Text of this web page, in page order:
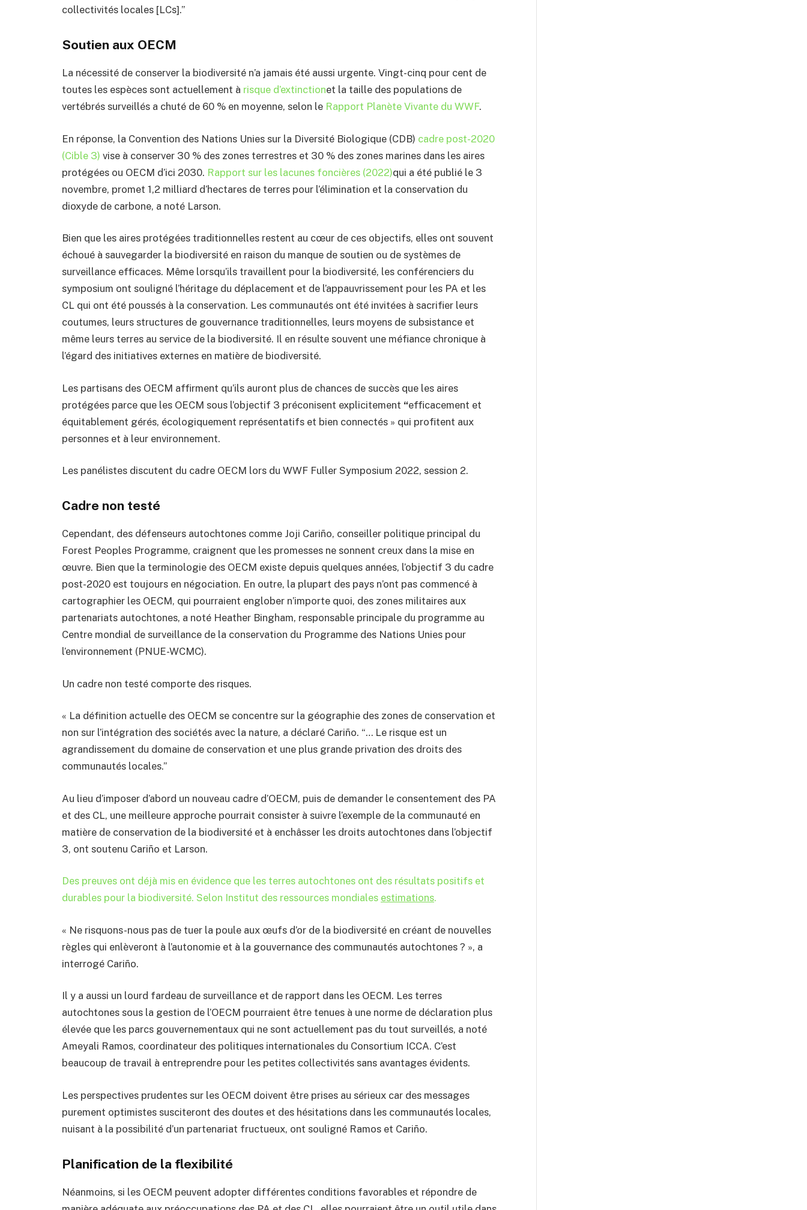
collectivités locales [LCs].”
Soutien aux OECM
La nécessité de conserver la biodiversité n’a jamais été aussi urgente. Vingt-cinq pour cent de
toutes les espèces sont actuellement à risque d’extinctionet la taille des populations de
vertébrés surveillés a chuté de 60 % en moyenne, selon le Rapport Planète Vivante du WWF.
En réponse, la Convention des Nations Unies sur la Diversité Biologique (CDB) cadre post-2020
(Cible 3) vise à conserver 30 % des zones terrestres et 30 % des zones marines dans les aires
protégées ou OECM d’ici 2030. Rapport sur les lacunes foncières (2022)qui a été publié le 3
novembre, promet 1,2 milliard d’hectares de terres pour l’élimination et la conservation du
dioxyde de carbone, a noté Larson.
Bien que les aires protégées traditionnelles restent au cœur de ces objectifs, elles ont souvent
échoué à sauvegarder la biodiversité en raison du manque de soutien ou de systèmes de
surveillance efficaces. Même lorsqu’ils travaillent pour la biodiversité, les conférenciers du
symposium ont souligné l’héritage du déplacement et de l’appauvrissement pour les PA et les
CL qui ont été poussés à la conservation. Les communautés ont été invitées à sacrifier leurs
coutumes, leurs structures de gouvernance traditionnelles, leurs moyens de subsistance et
même leurs terres au service de la biodiversité. Il en résulte souvent une méfiance chronique à
l’égard des initiatives externes en matière de biodiversité.
Les partisans des OECM affirment qu’ils auront plus de chances de succès que les aires
protégées parce que les OECM sous l’objectif 3 préconisent explicitement “efficacement et
équitablement gérés, écologiquement représentatifs et bien connectés » qui profitent aux
personnes et à leur environnement.
Les panélistes discutent du cadre OECM lors du WWF Fuller Symposium 2022, session 2.
Cadre non testé
Cependant, des défenseurs autochtones comme Joji Cariño, conseiller politique principal du
Forest Peoples Programme, craignent que les promesses ne sonnent creux dans la mise en
œuvre. Bien que la terminologie des OECM existe depuis quelques années, l’objectif 3 du cadre
post-2020 est toujours en négociation. En outre, la plupart des pays n’ont pas commencé à
cartographier les OECM, qui pourraient englober n’importe quoi, des zones militaires aux
partenariats autochtones, a noté Heather Bingham, responsable principale du programme au
Centre mondial de surveillance de la conservation du Programme des Nations Unies pour
l’environnement (PNUE-WCMC).
Un cadre non testé comporte des risques.
« La définition actuelle des OECM se concentre sur la géographie des zones de conservation et
non sur l’intégration des sociétés avec la nature, a déclaré Cariño. “… Le risque est un
agrandissement du domaine de conservation et une plus grande privation des droits des
communautés locales.”
Au lieu d’imposer d’abord un nouveau cadre d’OECM, puis de demander le consentement des PA
et des CL, une meilleure approche pourrait consister à suivre l’exemple de la communauté en
matière de conservation de la biodiversité et à enchâsser les droits autochtones dans l’objectif
3, ont soutenu Cariño et Larson.
Des preuves ont déjà mis en évidence que les terres autochtones ont des résultats positifs et
durables pour la biodiversité. Selon Institut des ressources mondiales estimations.
« Ne risquons-nous pas de tuer la poule aux œufs d’or de la biodiversité en créant de nouvelles
règles qui enlèveront à l’autonomie et à la gouvernance des communautés autochtones ? », a
interrogé Cariño.
Il y a aussi un lourd fardeau de surveillance et de rapport dans les OECM. Les terres
autochtones sous la gestion de l’OECM pourraient être tenues à une norme de déclaration plus
élevée que les parcs gouvernementaux qui ne sont actuellement pas du tout surveillés, a noté
Ameyali Ramos, coordinateur des politiques internationales du Consortium ICCA. C’est
beaucoup de travail à entreprendre pour les petites collectivités sans avantages évidents.
Les perspectives prudentes sur les OECM doivent être prises au sérieux car des messages
purement optimistes susciteront des doutes et des hésitations dans les communautés locales,
nuisant à la possibilité d’un partenariat fructueux, ont souligné Ramos et Cariño.
Planification de la flexibilité
Néanmoins, si les OECM peuvent adopter différentes conditions favorables et répondre de